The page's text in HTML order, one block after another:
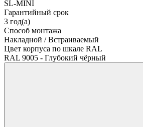
SL-MINI
Гарантийный срок
3 год(а)
Способ монтажа
Накладной / Встраиваемый
Цвет корпуса по шкале RAL
RAL 9005 - Глубокий чёрный